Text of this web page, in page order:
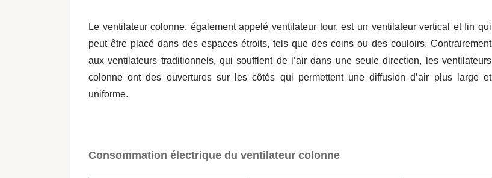
Le ventilateur colonne, également appelé ventilateur tour, est un ventilateur vertical et fin qui
peut être placé dans des espaces étroits, tels que des coins ou des couloirs. Contrairement
aux ventilateurs traditionnels, qui soufflent de l’air dans une seule direction, les ventilateurs
colonne ont des ouvertures sur les côtés qui permettent une diffusion d’air plus large et
uniforme.
Consommation électrique du ventilateur colonne